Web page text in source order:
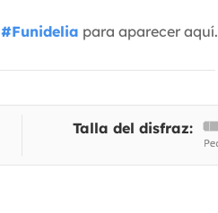
#Funidelia para aparecer aquí.
Talla del disfraz: